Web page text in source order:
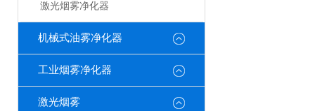
激光烟雾净化器
机械式油雾净化器
工业烟雾净化器
激光烟雾